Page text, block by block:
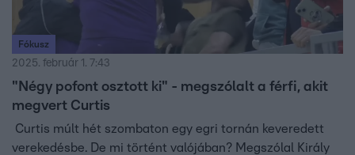
Fókusz
2025. február 1. 7:43
"Négy pofont osztott ki" - megszólalt a férfi, akit
megvert Curtis
Curtis múlt hét szombaton egy egri tornán keveredett
verekedésbe. De mi történt valójában? Megszólal Király